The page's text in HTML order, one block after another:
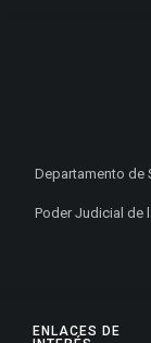
ENLACES DE
Departamento de
Poder Judicial de